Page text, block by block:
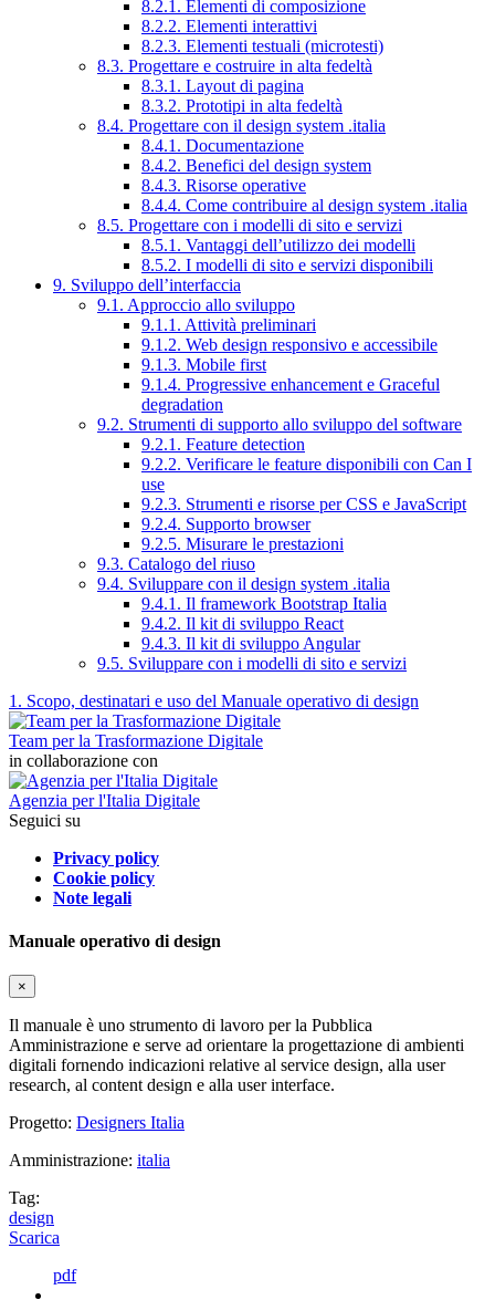
8.2.1. Elementi di composizione
8.2.2. Elementi interattivi
8.2.3. Elementi testuali (microtesti)
8.3. Progettare e costruire in alta fedeltà
8.3.1. Layout di pagina
8.3.2. Prototipi in alta fedeltà
8.4. Progettare con il design system .italia
8.4.1. Documentazione
8.4.2. Benefici del design system
8.4.3. Risorse operative
8.4.4. Come contribuire al design system .italia
8.5. Progettare con i modelli di sito e servizi
8.5.1. Vantaggi dell’utilizzo dei modelli
8.5.2. I modelli di sito e servizi disponibili
9. Sviluppo dell’interfaccia
9.1. Approccio allo sviluppo
9.1.1. Attività preliminari
9.1.2. Web design responsivo e accessibile
9.1.3. Mobile first
9.1.4. Progressive enhancement e Graceful
degradation
9.2. Strumenti di supporto allo sviluppo del software
9.2.1. Feature detection
9.2.2. Verificare le feature disponibili con Can I
use
9.2.3. Strumenti e risorse per CSS e JavaScript
9.2.4. Supporto browser
9.2.5. Misurare le prestazioni
9.3. Catalogo del riuso
9.4. Sviluppare con il design system .italia
9.4.1. Il framework Bootstrap Italia
9.4.2. Il kit di sviluppo React
9.4.3. Il kit di sviluppo Angular
9.5. Sviluppare con i modelli di sito e servizi
1. Scopo, destinatari e uso del Manuale operativo di design
Team per la Trasformazione Digitale
in collaborazione con
Agenzia per l'Italia Digitale
Seguici su
Privacy policy
Cookie policy
Note legali
Manuale operativo di design
×
Il manuale è uno strumento di lavoro per la Pubblica
Amministrazione e serve ad orientare la progettazione di ambienti
digitali fornendo indicazioni relative al service design, alla user
research, al content design e alla user interface.
Progetto: Designers Italia
Amministrazione: italia
Tag:
design
Scarica
pdf